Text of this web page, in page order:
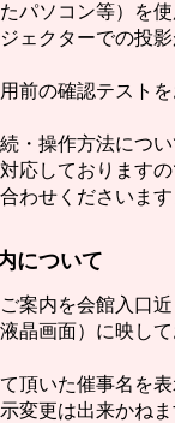
パソコン等）を
ェクターでの投
前の確認テスト
・操作方法につ
応しております
わせくださいま
について
案内を会館入口
晶画面）に映し
頂いた催事名を
変更は出来かね